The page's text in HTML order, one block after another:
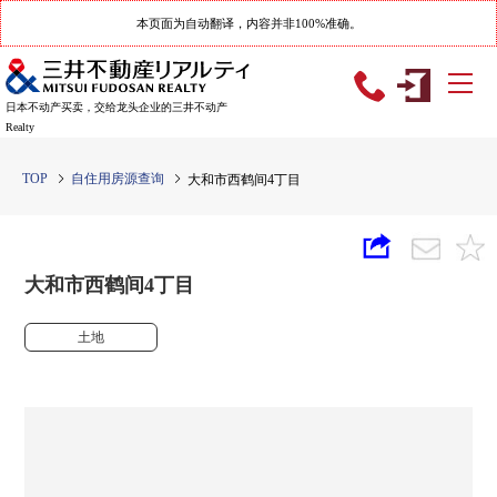
本页面为自动翻译，内容并非100%准确。
日本不动产买卖，交给龙头企业的三井不动产
Realty
TOP 自住用房源查询 大和市西鹤间4丁目
大和市西鹤间4丁目
土地